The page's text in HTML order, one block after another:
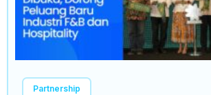
Partnership